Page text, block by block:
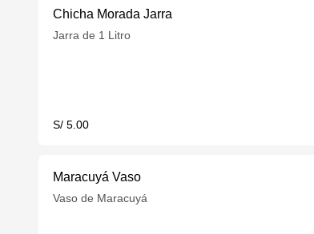
Chicha Morada Jarra
Jarra de 1 Litro
S/ 5.00
Maracuyá Vaso
Vaso de Maracuyá